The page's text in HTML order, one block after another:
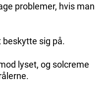
problemer, hvis man
beskytte sig på.
lyset, og solcreme